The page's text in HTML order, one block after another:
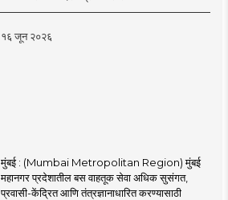
१६ जून २०२६
मुंबई : (Mumbai Metropolitan Region) मुंबई
महानगर प्रदेशातील बस वाहतूक सेवा अधिक सुसंगत,
प्रवासी-केंद्रित आणि तंत्रज्ञानाधारित करण्यासाठी